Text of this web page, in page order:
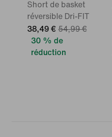
Short de basket
réversible Dri-FIT
38,49 € 54,99 €
30 % de
réduction